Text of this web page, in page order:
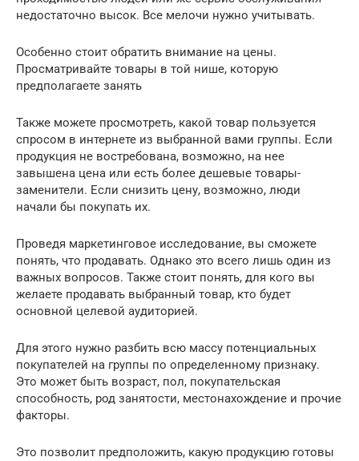
недостаточно высок. Все мелочи нужно учитывать.
Особенно стоит обратить внимание на цены.
Просматривайте товары в той нише, которую
предполагаете занять
Также можете просмотреть, какой товар пользуется
спросом в интернете из выбранной вами группы. Если
продукция не востребована, возможно, на нее
завышена цена или есть более дешевые товары-
заменители. Если снизить цену, возможно, люди
начали бы покупать их.
Проведя маркетинговое исследование, вы сможете
понять, что продавать. Однако это всего лишь один из
важных вопросов. Также стоит понять, для кого вы
желаете продавать выбранный товар, кто будет
основной целевой аудиторией.
Для этого нужно разбить всю массу потенциальных
покупателей на группы по определенному признаку.
Это может быть возраст, пол, покупательская
способность, род занятости, местонахождение и прочие
факторы.
Это позволит предположить, какую продукцию готовы